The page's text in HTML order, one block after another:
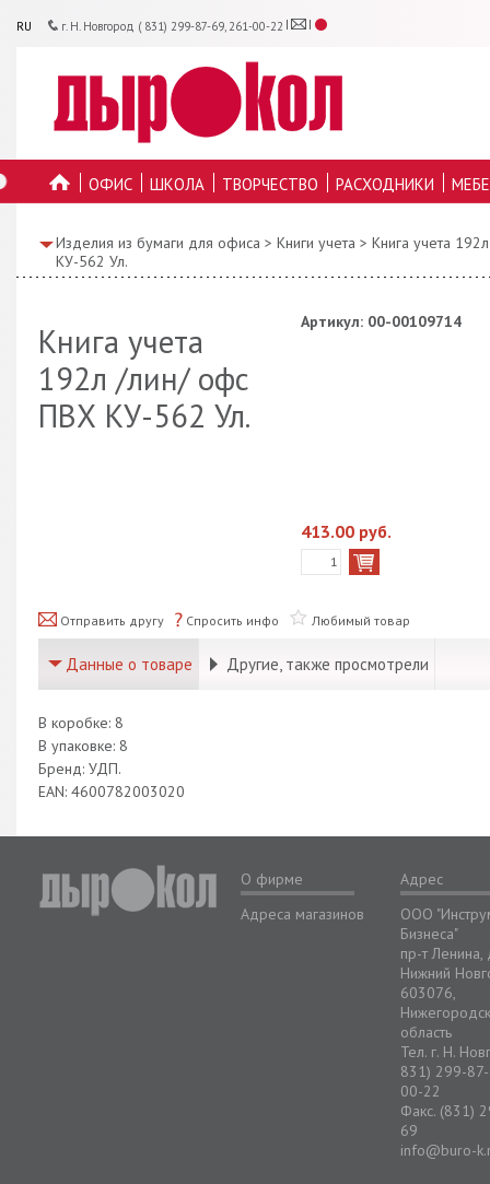
RU г. Н. Новгород ( 831) 299-87-69, 261-00-22
ОФИС ШКОЛА ТВОРЧЕСТВО РАСХОДНИКИ
Изделия из бумаги для офиса > Книги учета > Книга учета
КУ-562 Ул.
Книга учета
192л /лин/ офс
ПВХ КУ-562 Ул.
Артикул: 00-00109714
413.00 руб.
Отправить другу Спросить инфо Любимый товар
Данные о товаре Другие, также просмотрели
В коробке: 8
В упаковке: 8
Бренд: УДП.
EAN: 4600782003020
О фирме
Адреса магазинов
Адрес
ООО
Бизнеса"
пр-т
Нижний
603076,
область
Тел. г. Н.
831) 299-
00-22
Факс. (831)
69
info@buro-